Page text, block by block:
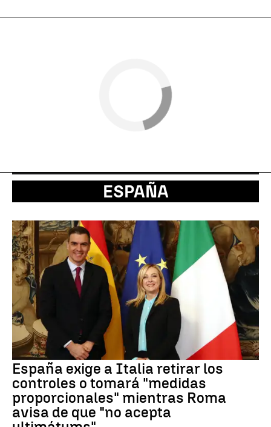
ESPAÑA
España exige a Italia retirar los
controles o tomará "medidas
proporcionales" mientras Roma
avisa de que "no acepta